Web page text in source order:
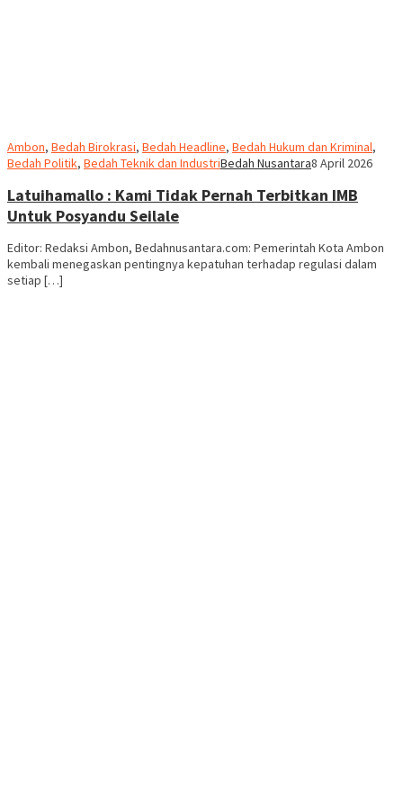
Ambon, Bedah Birokrasi, Bedah Headline, Bedah Hukum dan Kriminal,
Bedah Politik, Bedah Teknik dan IndustriBedah Nusantara8 April 2026
Latuihamallo : Kami Tidak Pernah Terbitkan IMB
Untuk Posyandu Seilale
Editor: Redaksi Ambon, Bedahnusantara.com: Pemerintah Kota Ambon
kembali menegaskan pentingnya kepatuhan terhadap regulasi dalam
setiap […]